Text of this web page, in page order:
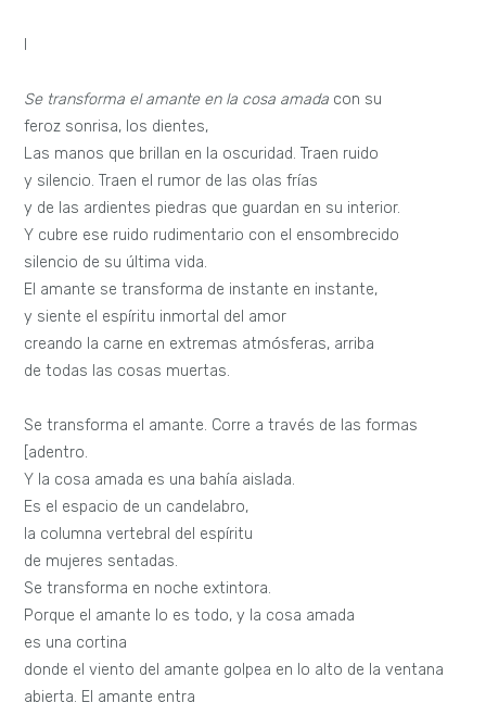
Se transforma el amante en la cosa amada con su
feroz sonrisa, los dientes,
Las manos que brillan en la oscuridad. Traen ruido
y silencio. Traen el rumor de las olas frías
y de las ardientes piedras que guardan en su interior.
Y cubre ese ruido rudimentario con el ensombrecido
silencio de su última vida.
El amante se transforma de instante en instante,
y siente el espíritu inmortal del amor
creando la carne en extremas atmósferas, arriba
de todas las cosas muertas.
Se transforma el amante. Corre a través de las formas
[adentro.
Y la cosa amada es una bahía aislada.
Es el espacio de un candelabro,
la columna vertebral del espíritu
de mujeres sentadas.
Se transforma en noche extintora.
Porque el amante lo es todo, y la cosa amada
es una cortina
donde el viento del amante golpea en lo alto de la ventana
abierta. El amante entra